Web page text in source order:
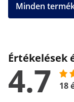
Minden
Értékelések
4.7 18